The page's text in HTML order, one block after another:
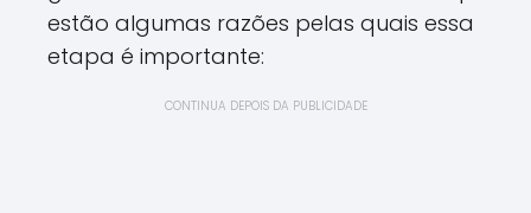
estão algumas razões pelas quais essa
etapa é importante:
CONTINUA DEPOIS DA PUBLICIDADE